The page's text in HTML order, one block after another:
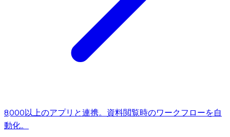
8,000以上のアプリと連携。資料閲覧時のワークフローを自
動化。